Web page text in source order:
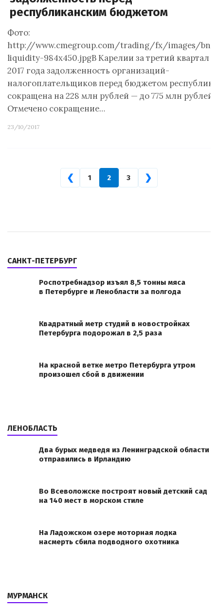
республиканским бюджетом
Фото:
http://www.cmegroup.com/trading/fx/images/bnr-
liquidity-984x450.jpgВ Карелии за третий квартал
2017 года задолженность организаций-
налогоплательщиков перед бюджетом республики
сокращена на 228 млн рублей — до 775 млн рублей.
Отмечено сокращение…
23/10/2017
❮ 1 2 3 ❯
САНКТ-ПЕТЕРБУРГ
Роспотребнадзор изъял 8,5 тонны мяса
в Петербурге и Ленобласти за полгода
Квадратный метр студий в новостройках
Петербурга подорожал в 2,5 раза
На красной ветке метро Петербурга утром
произошел сбой в движении
ЛЕНОБЛАСТЬ
Два бурых медведя из Ленинградской области
отправились в Ирландию
Во Всеволожске построят новый детский сад
на 140 мест в морском стиле
На Ладожском озере моторная лодка
насмерть сбила подводного охотника
МУРМАНСК